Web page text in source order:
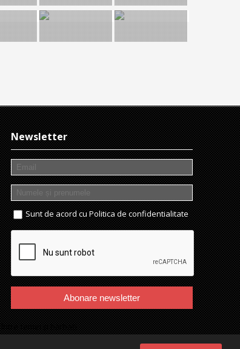
Newsletter
Sunt de acord cu Politica de confidentialitate